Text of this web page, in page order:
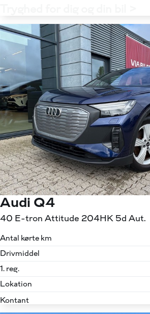
Audi Q4
40 E-tron Attitude 204HK 5d Aut.
Antal kørte km
Drivmiddel
1. reg.
Lokation
Kontant